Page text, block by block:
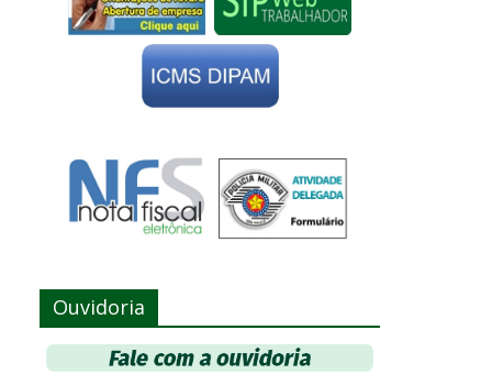
Ouvidoria